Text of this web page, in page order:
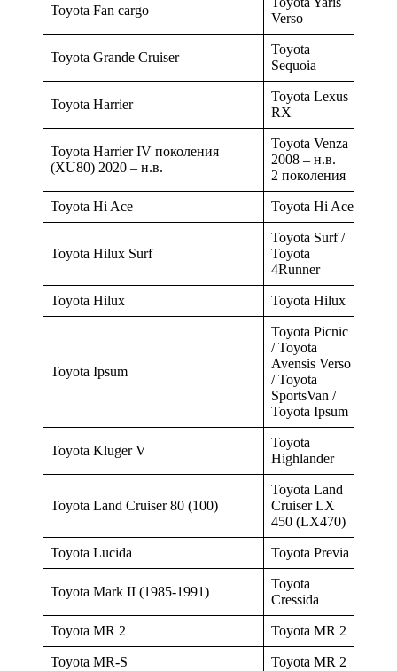
Toyota Fan cargo
Verso
Toyota Grande Cruiser
Toyota
Sequoia
Toyota Harrier
Toyota Lexus
RX
Toyota Harrier IV поколения
(XU80) 2020 – н.в.
Toyota Venza
2008 – н.в.
2 поколения
Toyota Hi Ace Toyota Hi Ace
Toyota Hilux Surf
Toyota Surf /
Toyota
4Runner
Toyota Hilux Toyota Hilux
Toyota Ipsum
Toyota Picnic
/ Toyota
Avensis Verso
/ Toyota
SportsVan /
Toyota Ipsum
Toyota Kluger V
Toyota
Highlander
Toyota Land Cruiser 80 (100)
Toyota Land
Cruiser LX
450 (LX470)
Toyota Lucida Toyota Previa
Toyota Mark II (1985-1991)
Toyota
Cressida
Toyota MR 2 Toyota MR 2
Toyota MR-S Toyota MR 2